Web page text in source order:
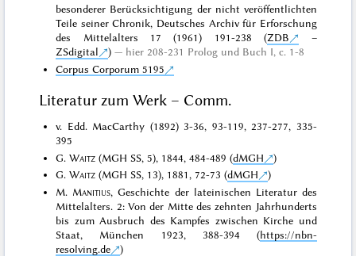
besonderer Berücksichtigung der nicht veröffentlichten
Teile seiner Chronik, Deutsches Archiv für Erforschung
des Mittelalters 17 (1961) 191-238 (ZDB
–
ZSdigital
)
hier 208-231 Prolog und Buch I, c. 1-8
Corpus Corporum 5195
Literatur zum Werk – Comm.
v. Edd. MacCarthy (1892) 3-36, 93-119, 237-277, 335-
395
G.Waitz (MGH SS, 5), 1844, 484-489 (dMGH
)
G.Waitz (MGH SS, 13), 1881, 72-73 (dMGH
)
M. Manitius, Geschichte der lateinischen Literatur des
Mittelalters. 2: Von der Mitte des zehnten Jahrhunderts
bis zum Ausbruch des Kampfes zwischen Kirche und
Staat, München 1923, 388-394 (https://nbn-
resolving.de
)